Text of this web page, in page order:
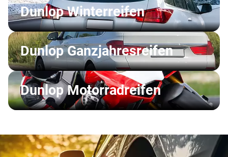
Dunlop Winterreifen
Dunlop Ganzjahresreifen
Dunlop Motorradreifen